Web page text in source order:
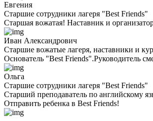
Евгения
Старшие сотрудники лагеря "Best Friends"
Старшая вожатая! Наставник и
Иван Александрович
Старшие вожатые лагеря, наставники и
Основатель "Best Friends".Руководитель
Ольга
Старшие сотрудники лагеря "Best Friends"
Cтарший преподаватель по английскому
Отправить ребенка в Best Friends!